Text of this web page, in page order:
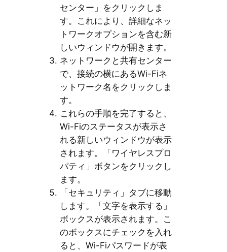
センター」をクリックしま
す。これにより、詳細なネッ
トワークオプションを含む新
しいウィンドウが開きます。
ネットワークと共有センター
で、接続の横にあるWi-Fiネ
ットワーク名をクリックしま
す。
これらの手順を完了すると、
Wi-Fiのステータスが表示さ
れる新しいウィンドウが表示
されます。「ワイヤレスプロ
パティ」ボタンをクリックし
ます。
「セキュリティ」タブに移動
します。「文字を表示する」
ボックスが表示されます。こ
のボックスにチェックを入れ
ると、Wi-Fiパスワードが表